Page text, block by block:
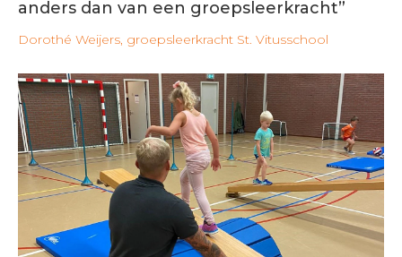
anders dan van een groepsleerkracht”
Dorothé Weijers, groepsleerkracht St. Vitusschool